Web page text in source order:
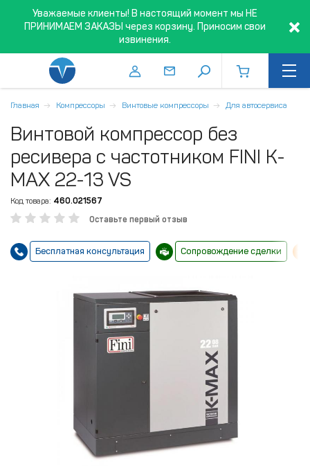
Уважаемые клиенты! В настоящий момент мы НЕ
ПРИНИМАЕМ ЗАКАЗЫ через корзину. Приносим свои
извинения.
Главная Компрессоры Винтовые компрессоры Для автосервиса
Винтовой компрессор без
ресивера с частотником FINI K-
MAX 22-13 VS
Код товара: 460.021567
Оставьте первый отзыв
Бесплатная консультация Сопровождение сделки